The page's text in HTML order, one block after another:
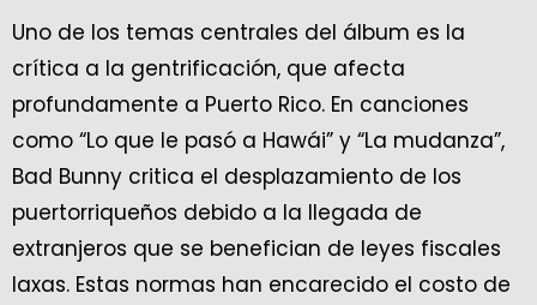
Uno de los temas centrales del álbum es la
crítica a la gentrificación, que afecta
profundamente a Puerto Rico. En canciones
como “Lo que le pasó a Hawái” y “La mudanza”,
Bad Bunny critica el desplazamiento de los
puertorriqueños debido a la llegada de
extranjeros que se benefician de leyes fiscales
laxas. Estas normas han encarecido el costo de